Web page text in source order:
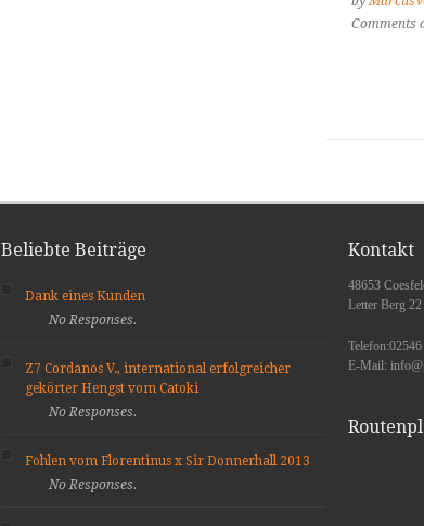
Comments
Beliebte Beiträge
Dank eines Kunden
No Responses.
Z7 Cordanos V., international erfolgreicher
gekörter Hengst vom Catoki
No Responses.
Fohlen vom Florentinus x Sir Donnerhall 2013
No Responses.
Kontakt
48653
Letter Berg 22
E-Mail: